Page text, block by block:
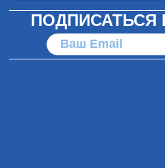
ПОДПИСАТЬСЯ